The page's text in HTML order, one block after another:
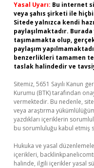
Yasal Uyarı: Bu internet
veya şahıs şirketi ile
Sitede yalnızca kendi
paylaşılmaktadır.
taşımamakta olup,
paylaşım
benzerlikleri tamamen
taslak halindedir ve
Sitemiz, 5651 Sayılı Kanun
Kurumu (BTK) tarafından
vermektedir. Bu nedenle,
veya araştırma
yazdıkları içeriklerin
bu sorumluluğu kabul etmiş
Hukuka ve yasal
içerikleri,
halinde, ilgili içerikler yasal